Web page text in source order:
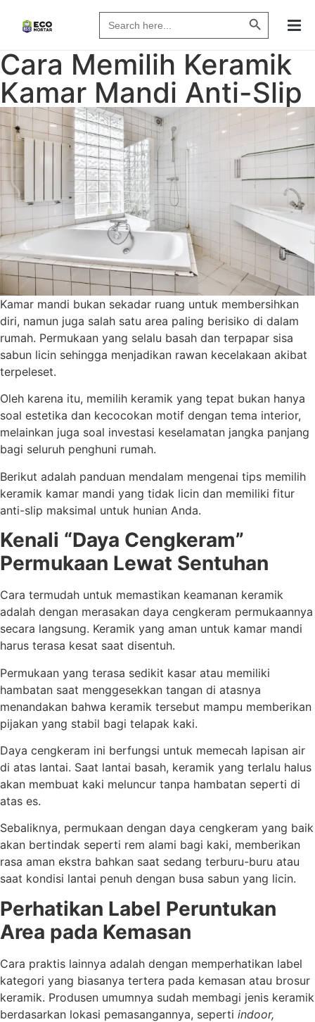
Search
for:
Search
Cara Memilih Keramik
Kamar Mandi Anti-Slip
Kamar mandi bukan sekadar ruang untuk membersihkan
diri, namun juga salah satu area paling berisiko di dalam
rumah. Permukaan yang selalu basah dan terpapar sisa
sabun licin sehingga menjadikan rawan kecelakaan akibat
terpeleset.
Oleh karena itu, memilih keramik yang tepat bukan hanya
soal estetika dan kecocokan motif dengan tema interior,
melainkan juga soal investasi keselamatan jangka panjang
bagi seluruh penghuni rumah.
Berikut adalah panduan mendalam mengenai tips memilih
keramik kamar mandi yang tidak licin dan memiliki fitur
anti-slip maksimal untuk hunian Anda.
Kenali “Daya Cengkeram”
Permukaan Lewat Sentuhan
Cara termudah untuk memastikan keamanan keramik
adalah dengan merasakan daya cengkeram permukaannya
secara langsung. Keramik yang aman untuk kamar mandi
harus terasa kesat saat disentuh.
Permukaan yang terasa sedikit kasar atau memiliki
hambatan saat menggesekkan tangan di atasnya
menandakan bahwa keramik tersebut mampu memberikan
pijakan yang stabil bagi telapak kaki.
Daya cengkeram ini berfungsi untuk memecah lapisan air
di atas lantai. Saat lantai basah, keramik yang terlalu halus
akan membuat kaki meluncur tanpa hambatan seperti di
atas es.
Sebaliknya, permukaan dengan daya cengkeram yang baik
akan bertindak seperti rem alami bagi kaki, memberikan
rasa aman ekstra bahkan saat sedang terburu-buru atau
saat kondisi lantai penuh dengan busa sabun yang licin.
Perhatikan Label Peruntukan
Area pada Kemasan
Cara praktis lainnya adalah dengan memperhatikan label
kategori yang biasanya tertera pada kemasan atau brosur
keramik. Produsen umumnya sudah membagi jenis keramik
berdasarkan lokasi pemasangannya, seperti indoor,